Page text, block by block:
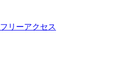
フリーアクセス